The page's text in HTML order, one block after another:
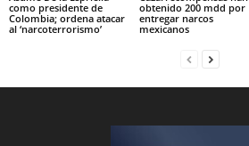
como presidente de
Colombia; ordena atacar
al ‘narcoterrorismo’
obtenido 200 mdd por
entregar narcos
mexicanos